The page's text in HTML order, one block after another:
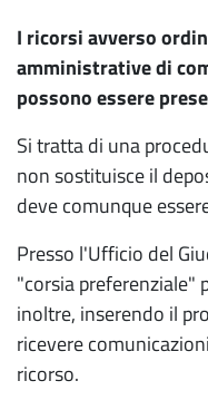
I ricorsi avverso
amministrative di
possono essere
Si tratta di una
non sostituisce il
deve comunque
Presso l'Ufficio del
"corsia preferenziale"
inoltre, inserendo il
ricevere
ricorso.